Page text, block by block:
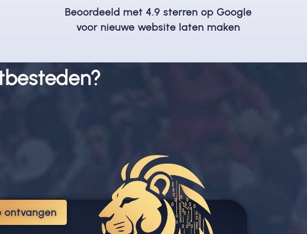
Beoordeeld met 4.9 sterren op Google
voor nieuwe website laten maken
ontvangen